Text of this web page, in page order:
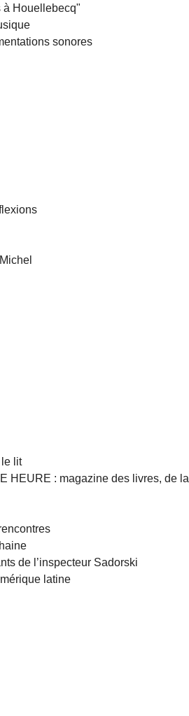
à Houellebecq"
sonores
lit
HEURE : magazine des livres, de la
de l’inspecteur Sadorski
latine